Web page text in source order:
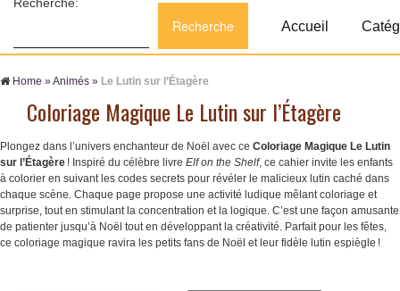
Accueil
Home »Animés » Le Lutin sur l’Étagère
Coloriage Magique Le Lutin sur l’Étagère
Plongez dans l’univers enchanteur de Noël avec ce Coloriage Magique Le Lutin
sur l’Étagère ! Inspiré du célèbre livre Elf on the Shelf, ce cahier invite les enfants
à colorier en suivant les codes secrets pour révéler le malicieux lutin caché dans
chaque scène. Chaque page propose une activité ludique mêlant coloriage et
surprise, tout en stimulant la concentration et la logique. C’est une façon amusante
de patienter jusqu’à Noël tout en développant la créativité. Parfait pour les fêtes,
ce coloriage magique ravira les petits fans de Noël et leur fidèle lutin espiègle !